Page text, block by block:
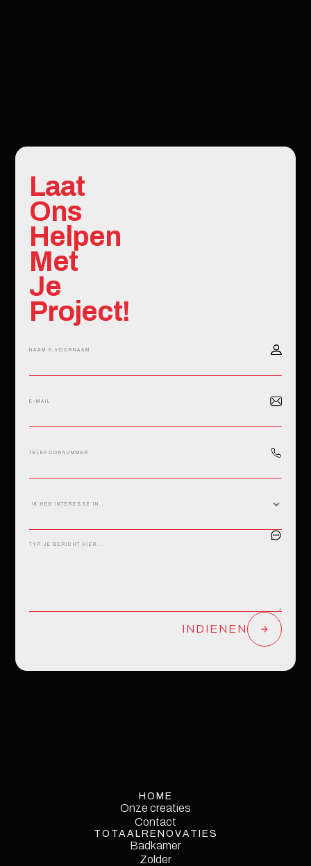
Laat
Ons
Helpen
Met
Je
Project!
INDIENEN
HOME
Onze creaties
Onze creaties
Contact
Contact
Service
Single
TOTAALRENOVATIES
Badkamer
Zolder